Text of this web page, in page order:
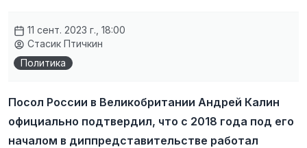
11 сент. 2023 г., 18:00
Стасик Птичкин
Политика
Посол России в Великобритании Андрей Калин
официально подтвердил, что с 2018 года под его
началом в диппредставительстве работал